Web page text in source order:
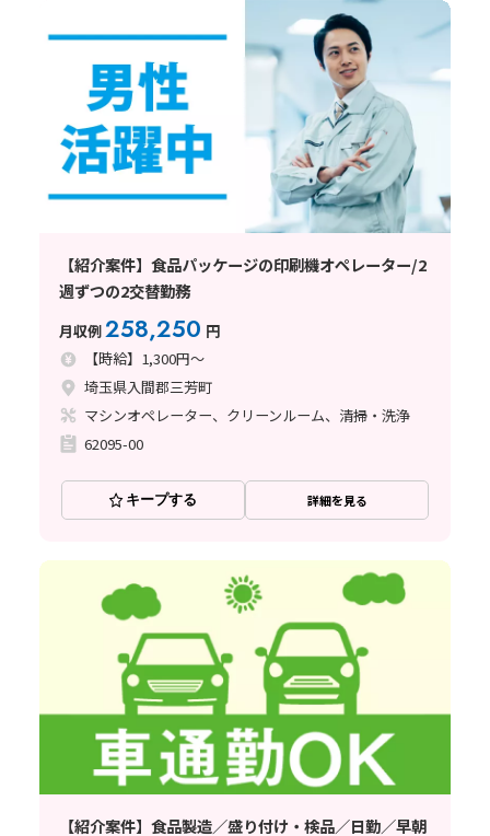
【紹介案件】食品パッケージの印刷機オペレーター/2
週ずつの2交替勤務
月収例258,250 円
【時給】1,300円～
埼玉県入間郡三芳町
マシンオペレーター、クリーンルーム、清掃・洗浄
62095-00
キープする 詳細を見る
【紹介案件】食品製造／盛り付け・検品／日勤／早朝